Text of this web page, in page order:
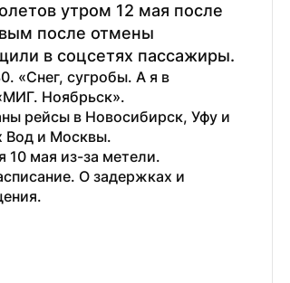
утром 12 мая после
после отмены
в соцсетях пассажиры.
«Снег, сугробы. А я в
Ноябрьск».
рейсы в Новосибирск, Уфу и
Вод и Москвы.
10 мая из-за метели.
О задержках и